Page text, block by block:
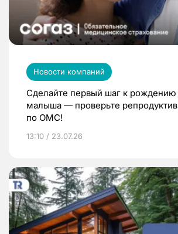
Новости компаний
Сделайте первый шаг к рождению
малыша — проверьте
по ОМС!
13:10 / 23.07.26